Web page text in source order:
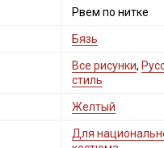
Рвем по нитке
Бязь
Все рисунки,
стиль
Желтый
Для